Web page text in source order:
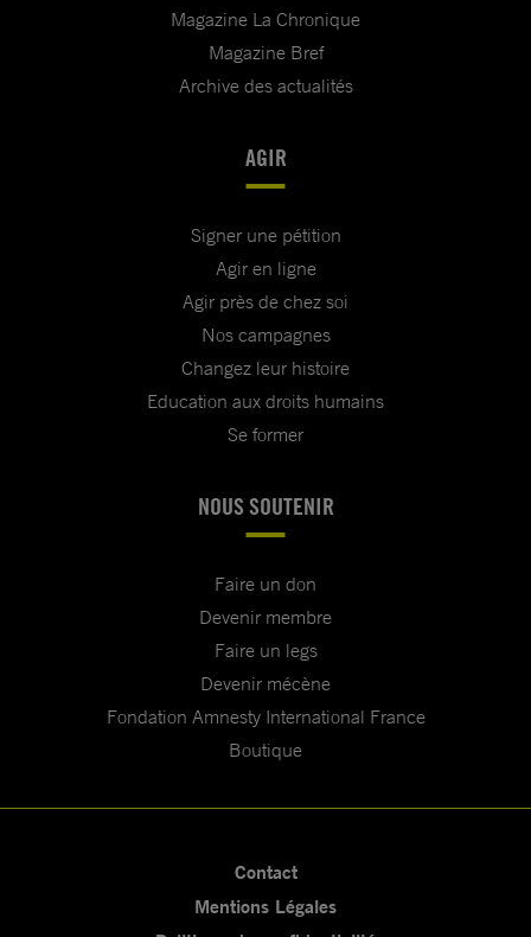
Magazine La Chronique
Magazine Bref
Archive des actualités
AGIR
Signer une pétition
Agir en ligne
Agir près de chez soi
Nos campagnes
Changez leur histoire
Education aux droits humains
Se former
NOUS SOUTENIR
Faire un don
Devenir membre
Faire un legs
Devenir mécène
Fondation Amnesty International France
Boutique
Contact
Mentions Légales